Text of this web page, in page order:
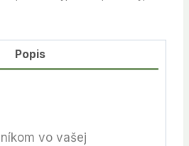
Popis
vo vašej